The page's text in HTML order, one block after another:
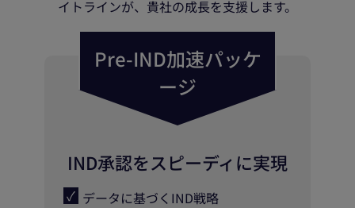
イトラインが、貴社の成長を支援します。
Pre-IND加速パッケ
ージ
IND承認をスピーディに実現
データに基づくIND戦略